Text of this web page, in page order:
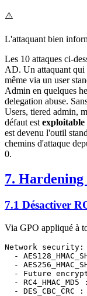
⚠️
L'attaquant bien
Les 10 attaques ci-
AD. Un attaquant qui
même via un user
Admin en quelques
delegation abuse.
Users, tiered admin,
défaut estexploitable
est devenu l'outil
chemins d'attaque
0.
7.
7.1 Désactiver
Via GPO appliqué à
Network
-
-
- Future
- RC4_HMAC_MD5
- DES_CBC_CRC :